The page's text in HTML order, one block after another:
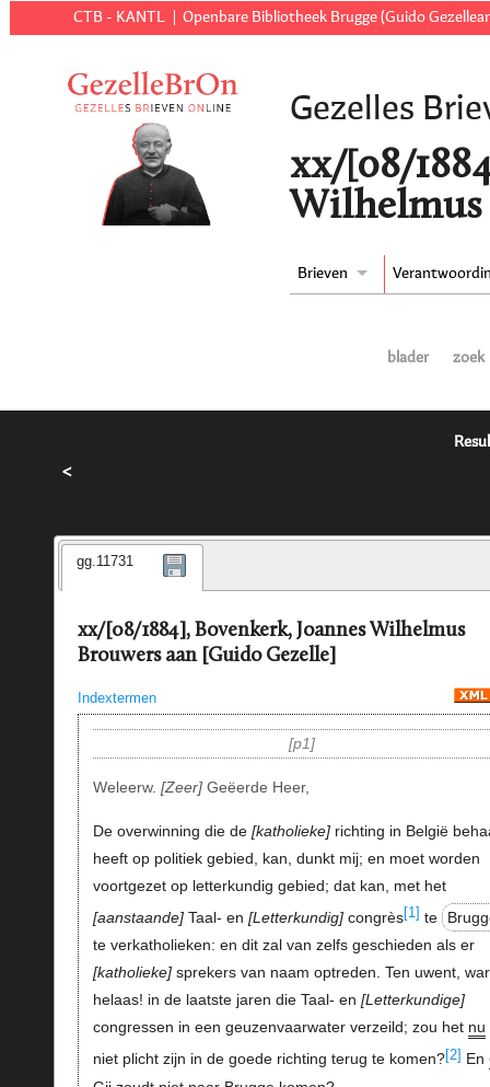
CTB - KANTL Openbare Bibliotheek Brugge (Guido
Gezelles
xx/[08/
Wilhelmus
Brieven
blader zoek
<
gg.11731
xx/[08/1884], Bovenkerk, Joannes Wilhelmus
Brouwers aan [Guido Gezelle]
Indextermen
p1
Weleerw. Zeer Geëerde Heer,
De overwinning die de katholieke richting in België
heeft op politiek gebied, kan, dunkt mij; en moet worden
voortgezet op letterkundig gebied; dat kan, met het
aanstaande Taal- en Letterkundig congrès[1] te
te verkatholieken: en dit zal van zelfs geschieden als er
katholieke sprekers van naam optreden. Ten uwent,
helaas! in de laatste jaren die Taal- en Letterkundige
congressen in een geuzenvaarwater verzeild; zou het nu
niet plicht zijn in de goede richting terug te komen?[2] En